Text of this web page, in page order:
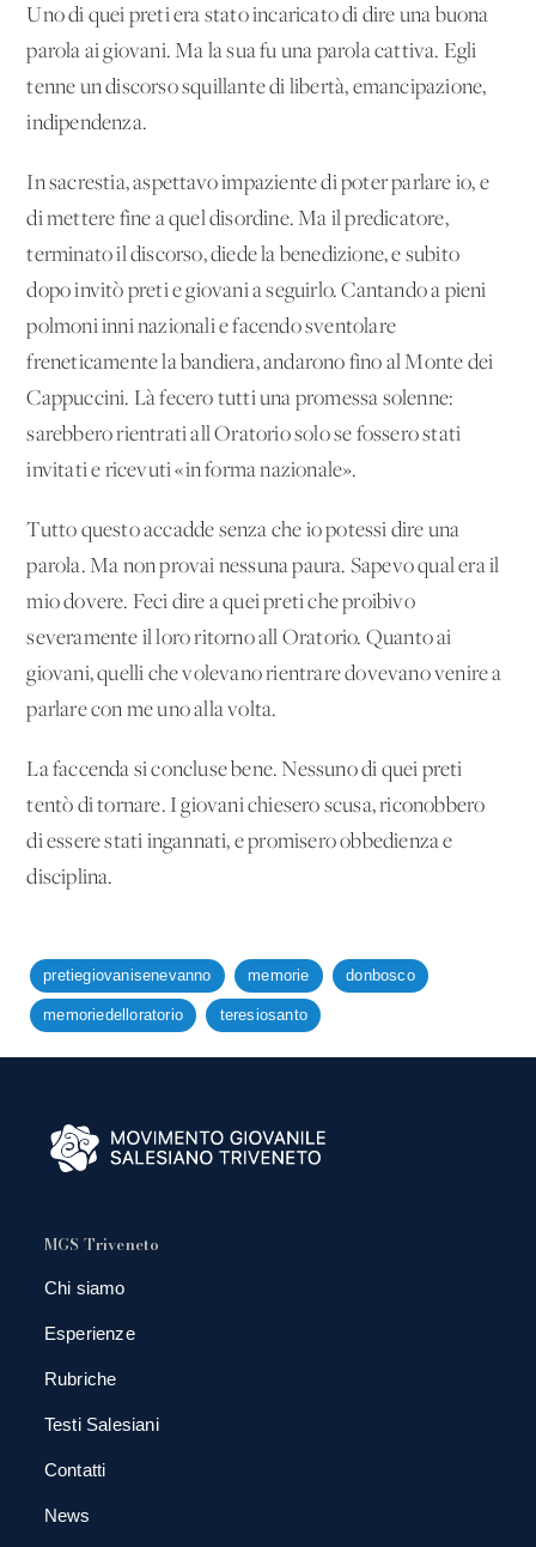
Uno di quei preti era stato incaricato di dire una buona
parola ai giovani. Ma la sua fu una parola cattiva. Egli
tenne un discorso squillante di libertà, emancipazione,
indipendenza.
In sacrestia, aspettavo impaziente di poter parlare io, e
di mettere fine a quel disordine. Ma il predicatore,
terminato il discorso, diede la benedizione, e subito
dopo invitò preti e giovani a seguirlo. Cantando a pieni
polmoni inni nazionali e facendo sventolare
freneticamente la bandiera, andarono fino al Monte dei
Cappuccini. Là fecero tutti una promessa solenne:
sarebbero rientrati all'Oratorio solo se fossero stati
invitati e ricevuti «in forma nazionale».
Tutto questo accadde senza che io potessi dire una
parola. Ma non provai nessuna paura. Sapevo qual era il
mio dovere. Feci dire a quei preti che proibivo
severamente il loro ritorno all'Oratorio. Quanto ai
giovani, quelli che volevano rientrare dovevano venire a
parlare con me uno alla volta.
La faccenda si concluse bene. Nessuno di quei preti
tentò di tornare. I giovani chiesero scusa, riconobbero
di essere stati ingannati, e promisero obbedienza e
disciplina.
pretiegiovanisenevanno memorie donbosco
memoriedelloratorio teresiosanto
MGS Triveneto
Chi siamo
Esperienze
Rubriche
Testi Salesiani
Contatti
News